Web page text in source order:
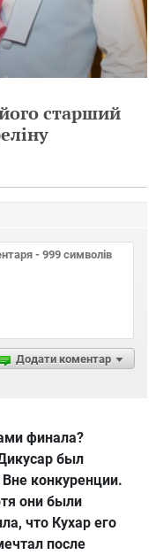
старший
Додати коментар
финала?
был
конкуренции.
они были
что Кухар его
после